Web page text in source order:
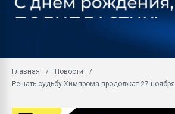
Главная
Новости
Решать судьбу Химпрома продолжат 27 ноября